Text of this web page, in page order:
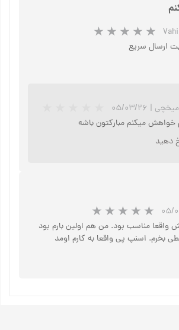
۲۸
واقعا مناسب بود. من هم اولین بارم بود
بخرم. اسنپ پی واقعا به کارم اومد
ارسال سریع
| ۰۵/۰۳/۲۶
خواهش میکنم مبارکتون باشه
دهید
★★ ★
★★ ★ ★★